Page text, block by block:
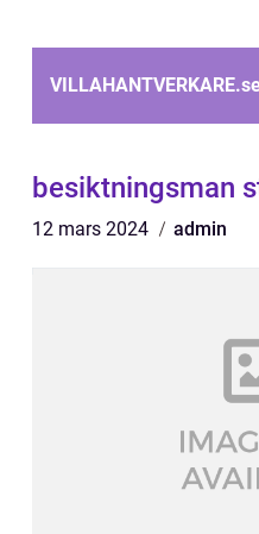
VILLAHANTVERKARE.
besiktningsman
12 mars 2024 admin